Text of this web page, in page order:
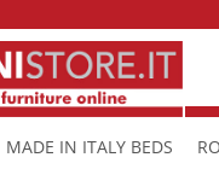
MADE IN ITALY BEDS